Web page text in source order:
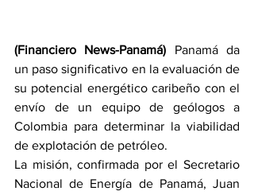
(Financiero News-Panamá) Panamá da
un paso significativo en la evaluación de
su potencial energético caribeño con el
envío de un equipo de geólogos a
Colombia para determinar la viabilidad
de explotación de petróleo.
La misión, confirmada por el Secretario
Nacional de Energía de Panamá, Juan